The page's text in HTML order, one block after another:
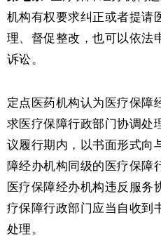
机构有权要求纠正或者提请
理、督促整改，也可以依法
诉讼。
定点医药机构认为医疗保障
求医疗保障行政部门协调处
议履行期内，以书面形式向
障经办机构同级的医疗保障
医疗保障经办机构违反服务
疗保障行政部门应当自收到
处理。